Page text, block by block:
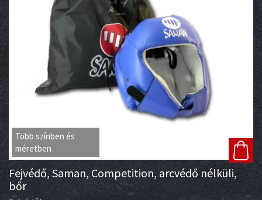
Több színben és
méretben
Fejvédő, Saman, Competition, arcvédő nélküli,
bőr